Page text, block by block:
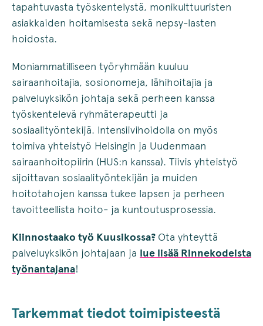
tapahtuvasta työskentelystä, monikulttuuristen
asiakkaiden hoitamisesta sekä nepsy-lasten
hoidosta.
Moniammatilliseen työryhmään kuuluu
sairaanhoitajia, sosionomeja, lähihoitajia ja
palveluyksikön johtaja sekä perheen kanssa
työskentelevä ryhmäterapeutti ja
sosiaalityöntekijä. Intensiivihoidolla on myös
toimiva yhteistyö Helsingin ja Uudenmaan
sairaanhoitopiirin (HUS:n kanssa). Tiivis yhteistyö
sijoittavan sosiaalityöntekijän ja muiden
hoitotahojen kanssa tukee lapsen ja perheen
tavoitteellista hoito- ja kuntoutusprosessia.
Kiinnostaako työ Kuusikossa? Ota yhteyttä
palveluyksikön johtajaan ja lue lisää Rinnekodeista
työnantajana!
Tarkemmat tiedot toimipisteestä